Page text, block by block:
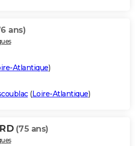
ans)
Atlantique)
(Loire-Atlantique)
(75 ans)